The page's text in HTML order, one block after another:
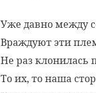
Уже давно между
Враждуют эти
Не раз клонилась
То их, то наша